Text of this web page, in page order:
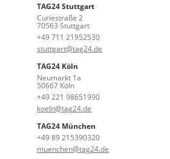
TAG24 Stuttgart
Curiestraße 2
70563 Stuttgart
+49 711 21952530
stuttgart@tag24.de
TAG24 Köln
Neumarkt 1a
50667 Köln
+49 221 98651990
koeln@tag24.de
TAG24 München
+49 89 215390320
muenchen@tag24.de